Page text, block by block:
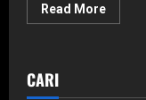
Read MoreRead
more
CARI